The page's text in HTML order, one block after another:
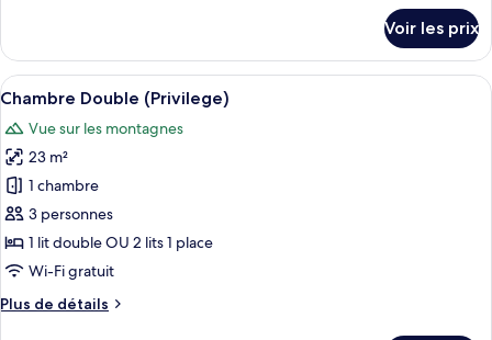
le
type
de
Chambre
Classique
Voir les prix
Afficher
toutes
les
photos
pour
ce
type
de
chambre :
Chambre
Une chambre d’hôtel avec un
10
Chambre Double (Privilege)
Vue sur les montagnes
23 m²
1 chambre
3 personnes
1 lit double OU 2 lits 1 place
Wi-Fi gratuit
Plus de détails
Plus